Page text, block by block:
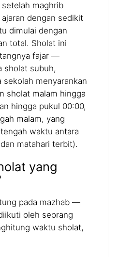
maghrib
dengan sedikit
dimulai dengan
total. Sholat ini
fajar —
sholat subuh,
sekolah menyarankan
sholat malam hingga
hingga pukul 00:00,
malam, yang
waktu antara
matahari terbit).
yang
pada mazhab —
oleh seorang
waktu sholat,